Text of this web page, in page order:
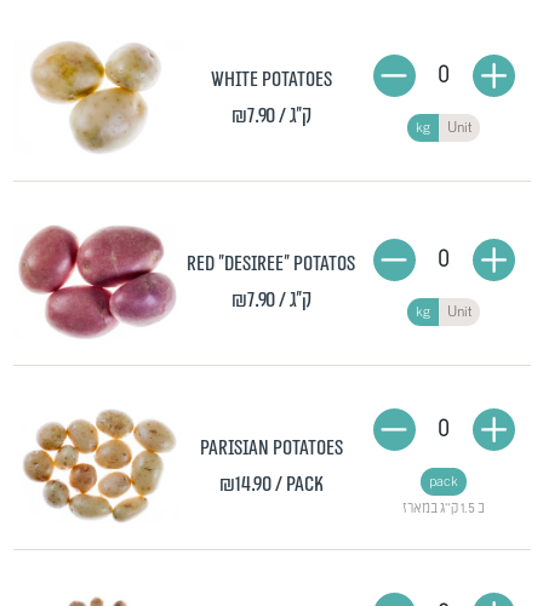
White potatoes
₪7.90 / ק"ג kg Unit
0
Red "Desiree" potatos
₪7.90 / ק"ג kg Unit
0
Parisian potatoes
₪14.90/ pack
כ 1.5 ק"ג במארז
pack
0